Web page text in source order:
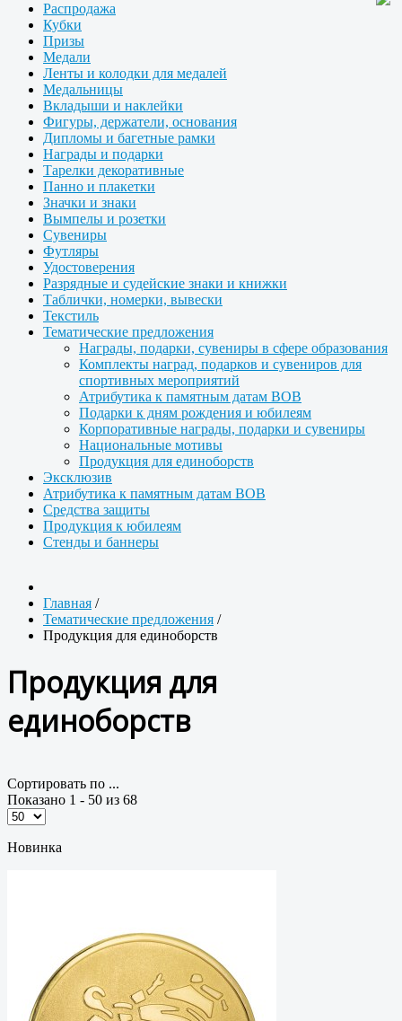
Распродажа
Кубки
Призы
Медали
Ленты и колодки для медалей
Медальницы
Вкладыши и наклейки
Фигуры, держатели, основания
Дипломы и багетные рамки
Награды и подарки
Тарелки декоративные
Панно и плакетки
Значки и знаки
Вымпелы и розетки
Сувениры
Футляры
Удостоверения
Разрядные и судейские знаки и книжки
Таблички, номерки, вывески
Текстиль
Тематические предложения
Награды, подарки, сувениры в сфере образования
Комплекты наград, подарков и сувениров для
спортивных мероприятий
Атрибутика к памятным датам ВОВ
Подарки к дням рождения и юбилеям
Корпоративные награды, подарки и сувениры
Национальные мотивы
Продукция для единоборств
Эксклюзив
Атрибутика к памятным датам ВОВ
Средства защиты
Продукция к юбилеям
Стенды и баннеры
Главная /
Тематические предложения /
Продукция для единоборств
Продукция для
единоборств
Сортировать по ...
Показано 1 - 50 из 68
Новинка